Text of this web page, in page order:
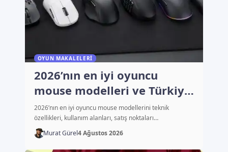
OYUN MAKALELERI
2026’nın en iyi oyuncu
mouse modelleri ve Türkiye
fiyatları
2026’nın en iyi oyuncu mouse modellerini teknik
özellikleri, kullanım alanları, satış noktaları…
Murat Gürel4 Ağustos 2026